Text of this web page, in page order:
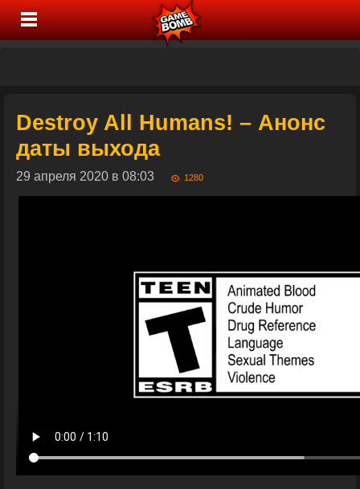
Destroy All Humans! – Анонс
даты выхода
29 апреля 2020 в 08:03 1280